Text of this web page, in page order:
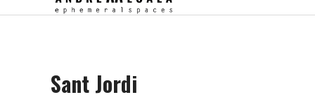
Sant Jordi